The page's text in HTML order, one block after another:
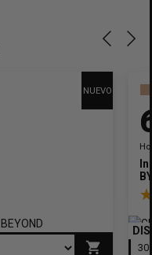
NUEVO
shopping_cart